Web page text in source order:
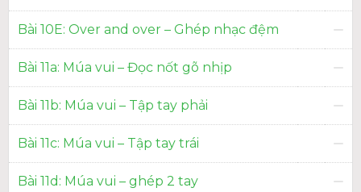
Bài 10E: Over and over – Ghép nhạc đệm
Bài 11a: Múa vui – Đọc nốt gõ nhịp
Bài 11b: Múa vui – Tập tay phải
Bài 11c: Múa vui – Tập tay trái
Bài 11d: Múa vui – ghép 2 tay